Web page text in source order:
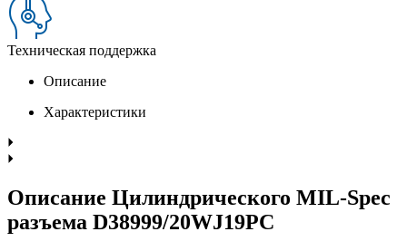
Техническая поддержка
Описание
Характеристики
Описание Цилиндрического MIL-Spec
разъема D38999/20WJ19PC